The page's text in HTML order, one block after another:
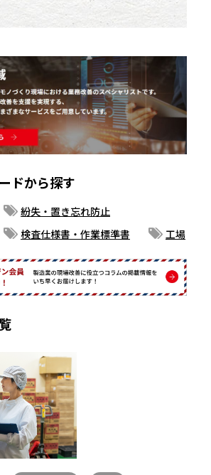
ドから探す
紛失・置き忘れ防止
検査仕様書・作業標準書 工場